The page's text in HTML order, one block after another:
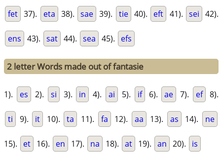
fet 37). eta 38). sae 39). tie 40). eft 41). sei 42).
ens 43). sat 44). sea 45). efs
2 letter Words made out of fantasie
1). es 2). si 3). in 4). ai 5). if 6). ae 7). ef 8).
ti 9). it 10). ta 11). fa 12). aa 13). as 14). ne
15). et 16). en 17). na 18). at 19). an 20). is